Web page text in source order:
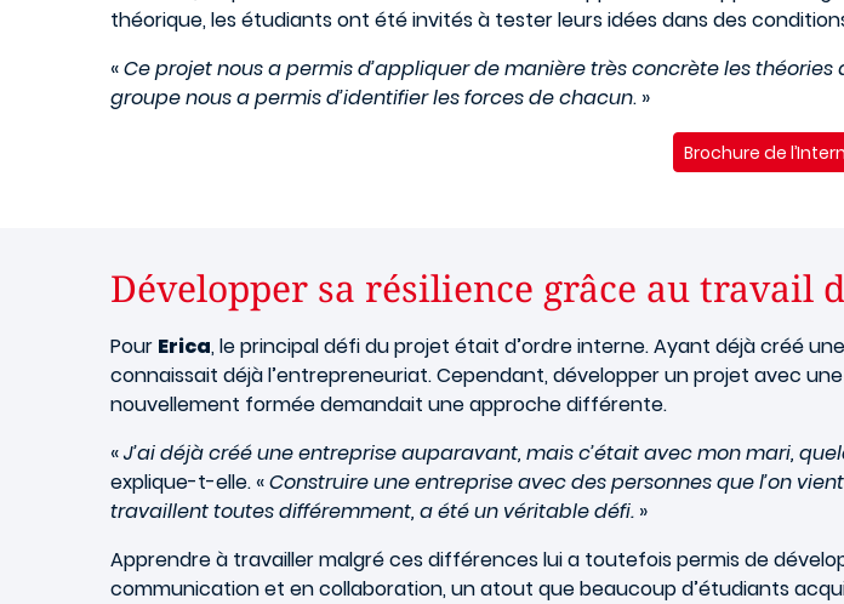
théorique, les étudiants ont été invités à tester leurs idées dans des
«Ce projet nous a permis d’appliquer de manière très concrète les théories
groupe nous a permis d’identifier les forces de chacun. »
Brochure de
Développer sa résilience grâce au travail
Pour Erica, le principal défi du projet était d’ordre interne. Ayant déjà créé
connaissait déjà l’entrepreneuriat. Cependant, développer un projet avec
nouvellement formée demandait une approche différente.
«J’ai déjà créé une entreprise auparavant, mais c’était avec mon mari,
explique-t-elle. «Construire une entreprise avec des personnes que l’on
travaillent toutes différemment, a été un véritable défi. »
Apprendre à travailler malgré ces différences lui a toutefois permis de
communication et en collaboration, un atout que beaucoup d’étudiants